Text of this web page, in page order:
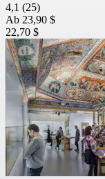
4,1 (25)
Ab 23,90 $
22,70 $